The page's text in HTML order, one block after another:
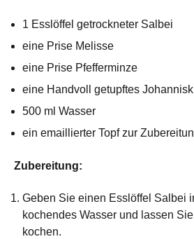
1 Esslöffel getrockneter Salbei
eine Prise Melisse
eine Prise Pfefferminze
eine Handvoll getupftes
500 ml Wasser
ein emaillierter Topf zur
Zubereitung:
Geben Sie einen Esslöffel Salbei
kochendes Wasser und lassen
kochen.